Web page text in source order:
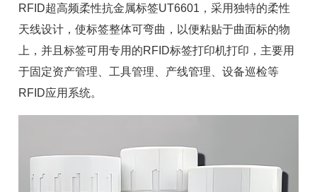
RFID超高频柔性抗金属标签UT6601，采用独特的柔性
天线设计，使标签整体可弯曲，以便粘贴于曲面标的物
上，并且标签可用专用的RFID标签打印机打印，主要用
于固定资产管理、 工具管理 、产线管理、设备巡检等
RFID应用系统。